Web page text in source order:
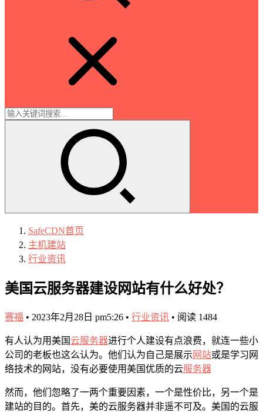
SafeCDN首页
主机建站
行业资讯
美国云服务器建设网站有什么好处？
赛福 • 2023年2月28日 pm5:26 • 行业资讯 • 阅读 1484
有人认为用美国 云服务器进行个人建设有点浪费，就连一些小
公司的老板也这么认为。他们认为自己是展示 网站或是学习网
络技术的网站，没有必要使用美国优质的云服务器
然而，他们忽略了一两个重要因素，一个是性价比，另一个是
建站的目的。首先，美的云服务器并非遥不可及。美国的云服